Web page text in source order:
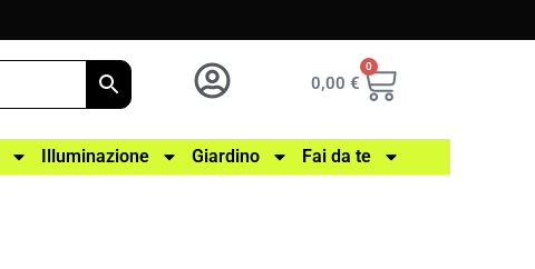
0,00 €
0
Illuminazione Giardino Fai da te